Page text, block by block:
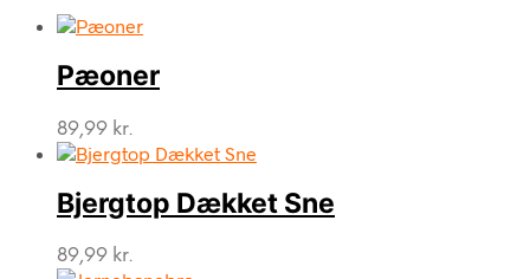
Pæoner
89,99 kr.
Bjergtop Dækket Sne
89,99 kr.